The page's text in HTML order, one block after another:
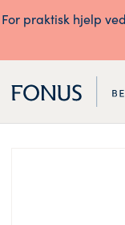
For praktisk hjelp